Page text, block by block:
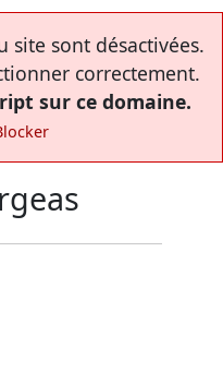
site sont désactivées.
correctement.
sur ce domaine.